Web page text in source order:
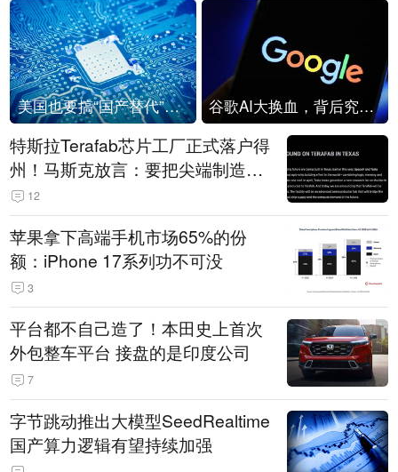
美国也要搞“国产替代”？先算清三笔账 谷歌AI大换血，背后究竟发生了什么？
特斯拉Terafab芯片工厂正式落户得
州！马斯克放言：要把尖端制造带
回美国
12
苹果拿下高端手机市场65%的份
额：iPhone 17系列功不可没
3
平台都不自己造了！本田史上首次
外包整车平台 接盘的是印度公司
7
字节跳动推出大模型SeedRealtime
国产算力逻辑有望持续加强